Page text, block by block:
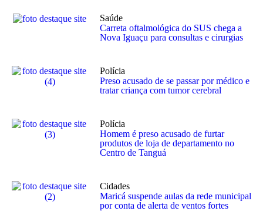
Saúde
Carreta oftalmológica do SUS chega a
Nova Iguaçu para consultas e cirurgias
Polícia
Preso acusado de se passar por médico e
tratar criança com tumor cerebral
Polícia
Homem é preso acusado de furtar
produtos de loja de departamento no
Centro de Tanguá
Cidades
Maricá suspende aulas da rede municipal
por conta de alerta de ventos fortes